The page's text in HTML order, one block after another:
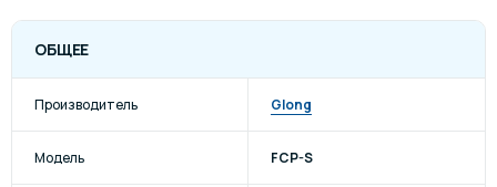
ОБЩЕЕ
Производитель Glong
Модель FCP-S